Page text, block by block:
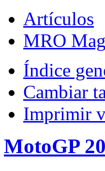
Artículos
MRO
Índice
Cambiar
Imprimir
MotoGP